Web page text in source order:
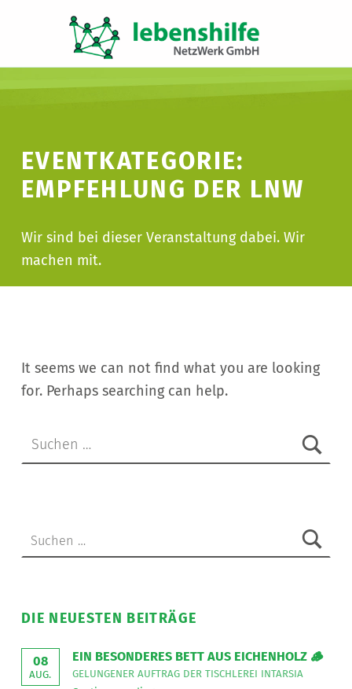
EVENTKATEGORIE:
EMPFEHLUNG DER LNW
Wir sind bei dieser Veranstaltung dabei. Wir
machen mit.
It seems we can not find what you are looking
for. Perhaps searching can help.
DIE NEUESTEN BEITRÄGE
08
AUG.
EIN BESONDERES BETT AUS EICHENHOLZ 🪵
GELUNGENER AUFTRAG DER TISCHLEREI INTARSIA